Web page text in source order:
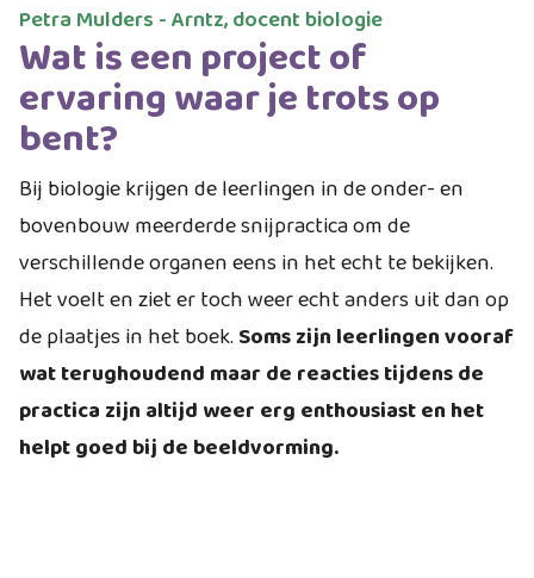
Petra Mulders - Arntz, docent biologie
Wat is een project of
ervaring waar je trots op
bent?
Bij biologie krijgen de leerlingen in de onder- en
bovenbouw meerderde snijpractica om de
verschillende organen eens in het echt te bekijken.
Het voelt en ziet er toch weer echt anders uit dan op
de plaatjes in het boek. Soms zijn leerlingen vooraf
wat terughoudend maar de reacties tijdens de
practica zijn altijd weer erg enthousiast en het
helpt goed bij de beeldvorming.